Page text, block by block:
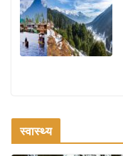
स्वास्थ्य